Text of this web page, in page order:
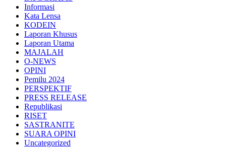
Informasi
Kata Lensa
KODEIN
Laporan Khusus
Laporan Utama
MAJALAH
O-NEWS
OPINI
Pemilu 2024
PERSPEKTIF
PRESS RELEASE
Republikasi
RISET
SASTRANITE
SUARA OPINI
Uncategorized